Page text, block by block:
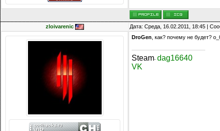
zloivarenic Дата: Среда, 16.02.2011, 18:45 |
DroGen , как? почему не будет?
Steam- dag16640
VK